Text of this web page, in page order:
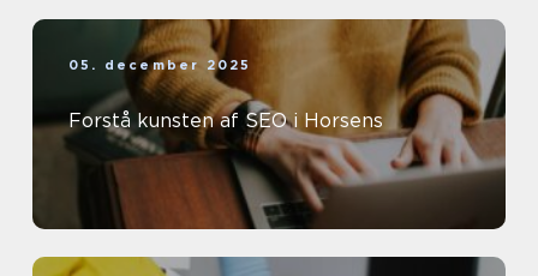
05. december 2025
Forstå kunsten af SEO i Horsens